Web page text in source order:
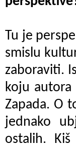
Tu je
smislu
zaboraviti.
koju
Zapada. O
jednako
ostalih.